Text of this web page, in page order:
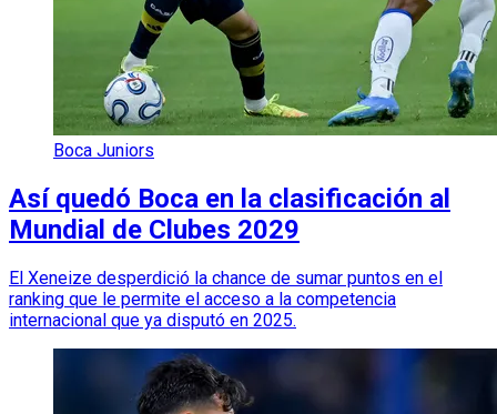
Boca Juniors
Así quedó Boca en la clasificación al
Mundial de Clubes 2029
El Xeneize desperdició la chance de sumar puntos en el
ranking que le permite el acceso a la competencia
internacional que ya disputó en 2025.